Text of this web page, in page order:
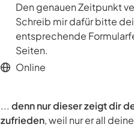
Den genauen Zeitpunkt
Schreib mir dafür bitte
entsprechende
Seiten.
Online
... denn nur dieser zeigt dir
zufrieden, weil nur er all